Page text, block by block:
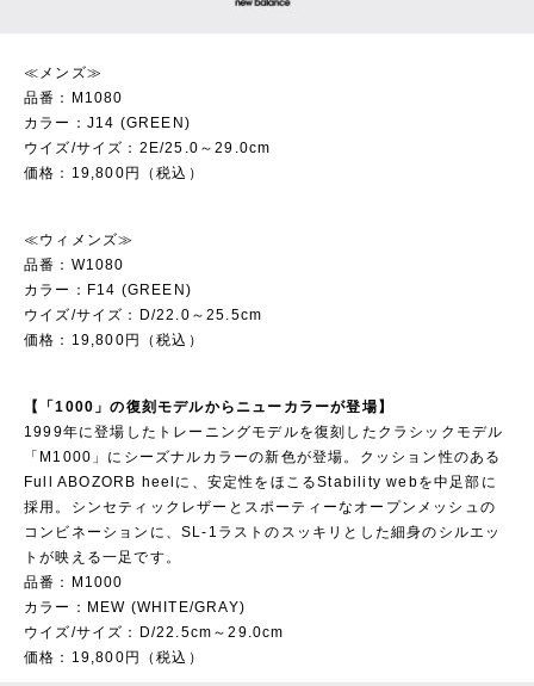
≪メンズ≫
品番：M1080
カラー：J14 (GREEN)
ウイズ/サイズ：2E/25.0～29.0cm
価格：19,800円（税込）
≪ウィメンズ≫
品番：W1080
カラー：F14 (GREEN)
ウイズ/サイズ：D/22.0～25.5cm
価格：19,800円（税込）
【「1000」の復刻モデルからニューカラーが登場】
1999年に登場したトレーニングモデルを復刻したクラシックモデル
「M1000」にシーズナルカラーの新色が登場。クッション性のある
Full ABOZORB heelに、安定性をほこるStability webを中足部に
採用。シンセティックレザーとスポーティーなオープンメッシュの
コンビネーションに、SL-1ラストのスッキリとした細身のシルエッ
トが映える一足です。
品番：M1000
カラー：MEW (WHITE/GRAY)
ウイズ/サイズ：D/22.5cm～29.0cm
価格：19,800円（税込）